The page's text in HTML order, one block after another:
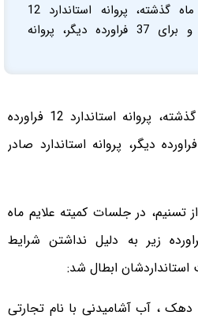
کارشناسان استاندارد در ماه گذشته، پروانه استاندارد 12
فراورده غذایی را ابطال و برای 37 فراورده دیگر، پروانه
کارشناسان استاندارد در ماه گذشته، پروانه استاندارد 12 فراورده
غذایی را ابطال و برای 37 فراورده دیگر، پروانه استاندارد صادر
تسنیم، در جلسات کمیته علایم ماه
این اداره‌کل، 12 فراورده زیر به دلیل نداشتن شرایط
استانداردشان ابطال شد:
، آب آشامیدنی با نام تجارتی